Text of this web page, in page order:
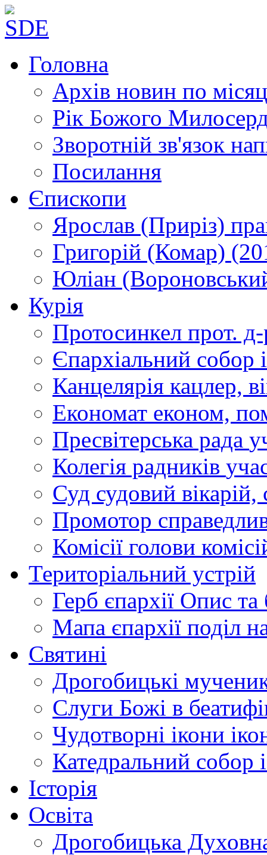
Головна
Архів новин по
Рік Божого
Зворотній зв'язок
Посилання
Єпископи
Ярослав (Приріз)
Григорій (Комар)
Юліан
Курія
Протосинкел прот.
Єпархіальний собор
Канцелярія кацлер,
Економат економ,
Пресвітерська рада
Колегія радників
Суд судовий вікарій,
Промотор
Комісії голови
Територіальний устрій
Герб єпархії Опис та
Мапа єпархії поділ
Святині
Дрогобицькі
Слуги Божі в
Чудотворні ікони
Катедральний собор
Історія
Освіта
Дрогобицька